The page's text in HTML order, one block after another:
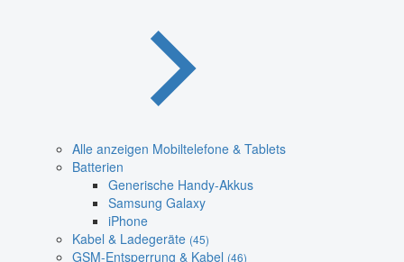
Alle anzeigen Mobiltelefone & Tablets
Batterien
Generische Handy-Akkus
Samsung Galaxy
iPhone
Kabel & Ladegeräte (45)
GSM-Entsperrung & Kabel (46)